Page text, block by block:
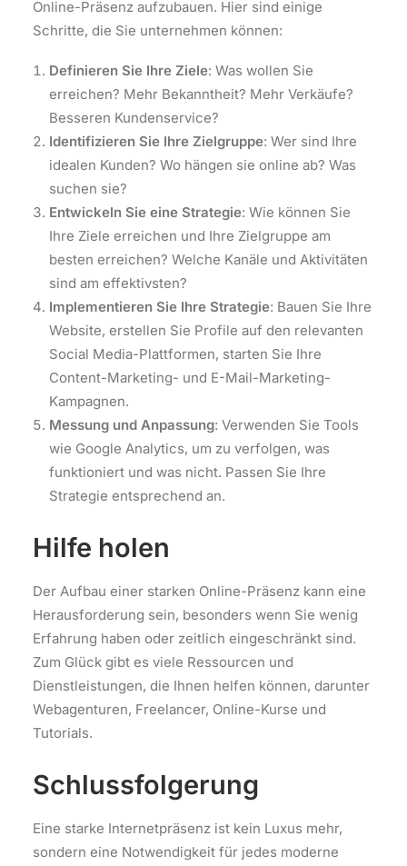
Online-Präsenz aufzubauen. Hier sind einige
Schritte, die Sie unternehmen können:
Definieren Sie Ihre Ziele: Was wollen Sie
erreichen? Mehr Bekanntheit? Mehr Verkäufe?
Besseren Kundenservice?
Identifizieren Sie Ihre Zielgruppe: Wer sind Ihre
idealen Kunden? Wo hängen sie online ab? Was
suchen sie?
Entwickeln Sie eine Strategie: Wie können Sie
Ihre Ziele erreichen und Ihre Zielgruppe am
besten erreichen? Welche Kanäle und Aktivitäten
sind am effektivsten?
Implementieren Sie Ihre Strategie: Bauen Sie Ihre
Website, erstellen Sie Profile auf den relevanten
Social Media-Plattformen, starten Sie Ihre
Content-Marketing- und E-Mail-Marketing-
Kampagnen.
Messung und Anpassung: Verwenden Sie Tools
wie Google Analytics, um zu verfolgen, was
funktioniert und was nicht. Passen Sie Ihre
Strategie entsprechend an.
Hilfe holen
Der Aufbau einer starken Online-Präsenz kann eine
Herausforderung sein, besonders wenn Sie wenig
Erfahrung haben oder zeitlich eingeschränkt sind.
Zum Glück gibt es viele Ressourcen und
Dienstleistungen, die Ihnen helfen können, darunter
Webagenturen, Freelancer, Online-Kurse und
Tutorials.
Schlussfolgerung
Eine starke Internetpräsenz ist kein Luxus mehr,
sondern eine Notwendigkeit für jedes moderne